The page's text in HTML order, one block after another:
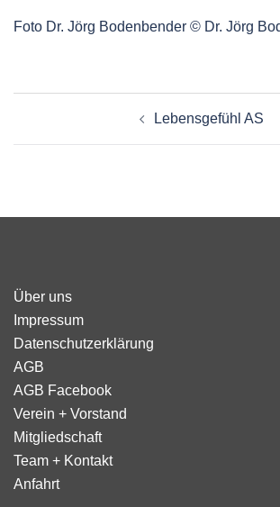
Foto Dr. Jörg Bodenbender © Dr. Jörg
Lebensgefühl AS
Über uns
Impressum
Datenschutzerklärung
AGB
AGB Facebook
Verein + Vorstand
Mitgliedschaft
Team + Kontakt
Anfahrt